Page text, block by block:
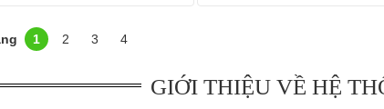
1 2 3 4